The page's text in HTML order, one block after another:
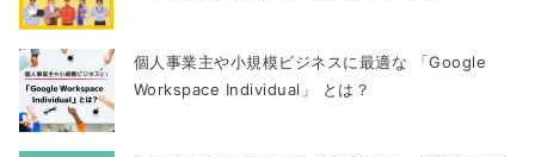
個人事業主や小規模ビジネスに最適な 「Google
Workspace Individual」 とは？